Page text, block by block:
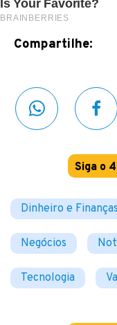
Compartilhe:
Siga o
Dinheiro e Finanças
Negócios
Tecnologia